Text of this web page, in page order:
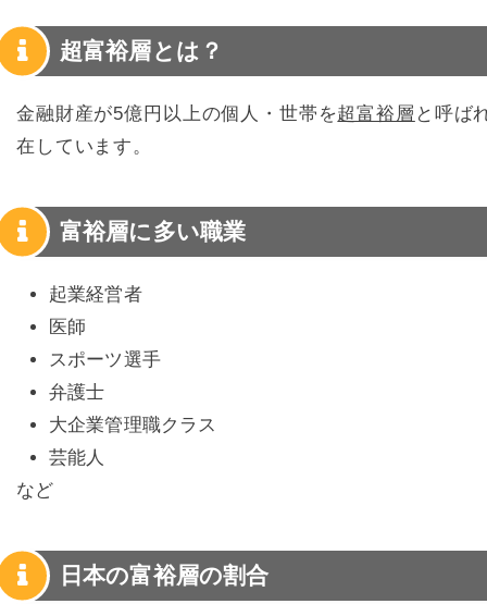
超富裕層とは？
金融財産が5億円以上の個人・世帯を超富裕層 と呼ば
在しています。
富裕層に多い職業
起業経営者
医師
スポーツ選手
弁護士
大企業管理職クラス
芸能人
など
日本の富裕層の割合